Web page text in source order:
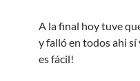
A la final hoy tuve
y falló en todos ahi
es fácil!